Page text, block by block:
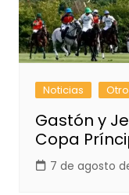
Noticias
Gastón y
Copa
7 de agosto